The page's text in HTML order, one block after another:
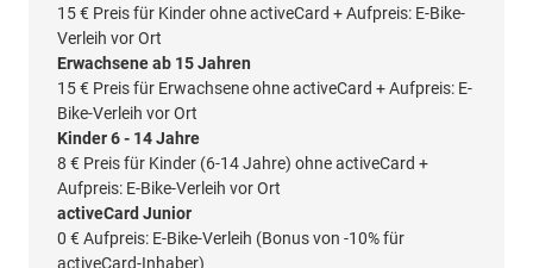
15 € Preis für Kinder ohne activeCard + Aufpreis: E-Bike-
Verleih vor Ort
Erwachsene ab 15 Jahren
15 € Preis für Erwachsene ohne activeCard + Aufpreis: E-
Bike-Verleih vor Ort
Kinder 6 - 14 Jahre
8 € Preis für Kinder (6-14 Jahre) ohne activeCard +
Aufpreis: E-Bike-Verleih vor Ort
activeCard Junior
0 € Aufpreis: E-Bike-Verleih (Bonus von -10% für
activeCard-Inhaber)